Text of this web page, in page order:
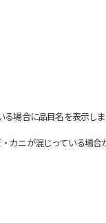
場合に品目名を表示しま
ニが混じっている場